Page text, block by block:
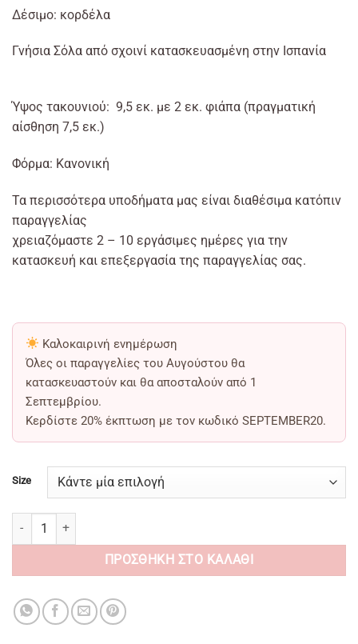
Δέσιμο: κορδέλα
Γνήσια Σόλα από σχοινί κατασκευασμένη στην Ισπανία
Ύψος τακουνιού: 9,5 εκ. με 2 εκ. φιάπα (πραγματική
αίσθηση 7,5 εκ.)
Φόρμα: Κανονική
Τα περισσότερα υποδήματα μας είναι διαθέσιμα κατόπιν
παραγγελίας
χρειαζόμαστε 2 – 10 εργάσιμες ημέρες για την
κατασκευή και επεξεργασία της παραγγελίας σας.
Καλοκαιρινή ενημέρωση
Όλες οι παραγγελίες του Αυγούστου θα
κατασκευαστούν και θα αποσταλούν από 1
Σεπτεμβρίου.
Κερδίστε 20% έκπτωση με τον κωδικό SEPTEMBER20.
Size
καρό μπλε Χειροποίητες Espadrilles Πλατφόρμες -zoe ποσότητα
ΠΡΟΣΘΉΚΗ ΣΤΟ ΚΑΛΆΘΙ